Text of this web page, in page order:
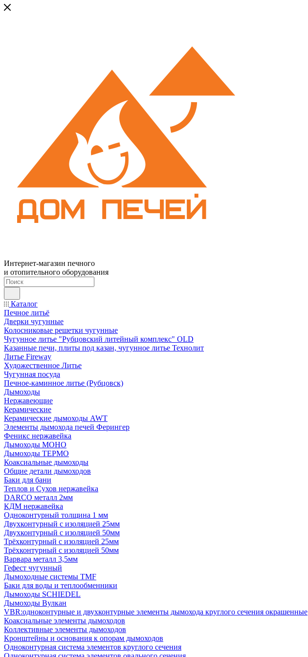
Интернет-магазин печного
и отопительного оборудования
Каталог
Печное литьё
Дверки чугунные
Колосниковые решетки чугунные
Чугунное литье "Рубцовский литейный комплекс" OLD
Казанные печи, плиты под казан, чугунное литье Технолит
Литье Fireway
Художественное Литье
Чугунная посуда
Печное-каминное литье (Рубцовск)
Дымоходы
Нержавеющие
Керамические
Керамические дымоходы AWT
Элементы дымохода печей Ферингер
Феникс нержавейка
Дымоходы МОНО
Дымоходы ТЕРМО
Коаксиальные дымоходы
Общие детали дымоходов
Баки для бани
Теплов и Сухов нержавейка
DARCO металл 2мм
КДМ нержавейка
Одноконтурный толщина 1 мм
Двухконтурный с изоляцией 25мм
Двухконтурный с изоляцией 50мм
Трёхконтурный с изоляцией 25мм
Трёхконтурный с изоляцией 50мм
Варвара металл 3,5мм
Гефест чугунный
Дымоходные системы TMF
Баки для воды и теплообменники
Дымоходы SCHIEDEL
Дымоходы Вулкан
VBR:одноконтурные и двухконтурные элементы дымохода круглого сечения окрашенные
Коаксиальные элементы дымоходов
Коллективные элементы дымоходов
Кронштейны и основания к опорам дымоходов
Одноконтурная система элементов круглого сечения